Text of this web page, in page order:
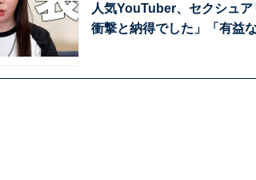
人気YouTuber、セクシュ
衝撃と納得でした」「有益